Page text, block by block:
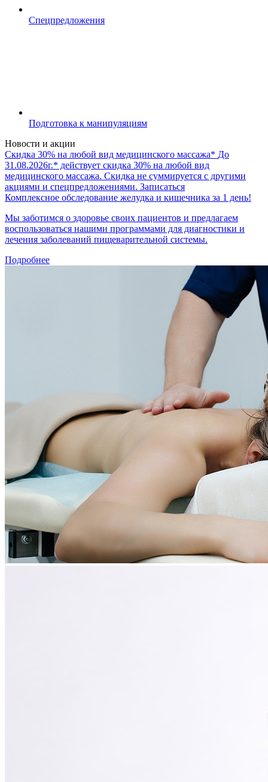
Спецпредложения
Подготовка к манипуляциям
Новости и акции
Скидка 30% на любой вид медицинского массажа* До
31.08.2026г.* действует скидка 30% на любой вид
медицинского массажа. Скидка не суммируется с другими
акциями и спецпредложениями. Записаться
Комплексное обследование желудка и кишечника за 1 день!
Мы заботимся о здоровье своих пациентов и предлагаем
воспользоваться нашими программами для диагностики и
лечения заболеваний пищеварительной системы.
Подробнее